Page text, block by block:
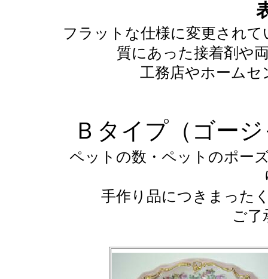
フラットな仕様に変更され
質にあった接着剤や
工務店やホーム
Ｂタイプ（ゴー
ペットの数・ペットのポー
手作り品につきまった
ご了